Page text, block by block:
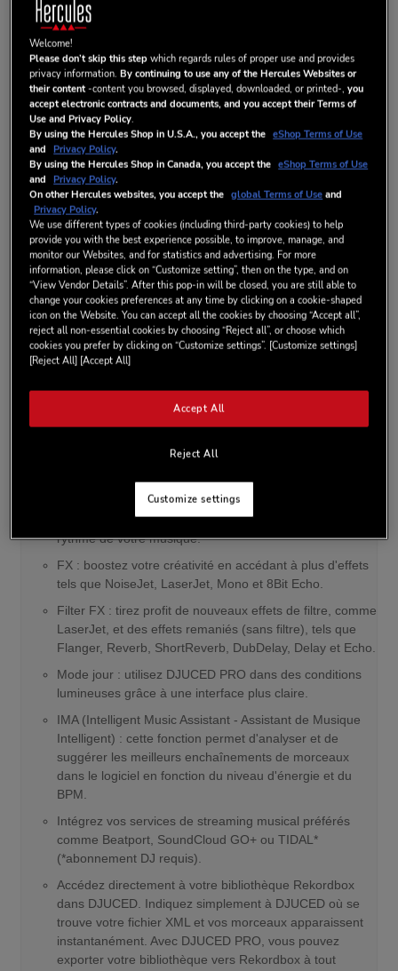
vous permettant d'améliorer votre flux de travail lorsque vous
préparez des morceaux, de personnaliser vos interactions avec
votre contrôleur et de compléter vos performances à l'aide
d'éléments visuels.
Points clefs :
Mode déverrouillé : préparez votre performance sans
avoir à connecter votre contrôleur DJ. Vous pouvez
analyser vos morceaux, ajouter des Hot Cues et des
boucles enregistrées, ainsi que tester vos transitions
simplement à l'aide de votre ordinateur et de DJUCED
PRO.
Remapping : affectez des fonctions ou commandes
différentes aux boutons, touches, pads et faders de
votre contrôleur DJ pour adapter votre matériel à vos
préférences ou à votre flux de travail.
logiciel ajoute automatiquement des points Cue à des
refrain, le breakdown et l'outro.
VJing : améliorez votre performance en incorporant des
éléments visuels à votre mix depuis une bibliothèque
intégrée de boucles vidéo qui se synchronisent au
rythme de votre musique.
FX : boostez votre créativité en accédant à plus d'effets
tels que NoiseJet, LaserJet, Mono et 8Bit Echo.
Filter FX : tirez profit de nouveaux effets de filtre, comme
LaserJet, et des effets remaniés (sans filtre), tels que
Flanger, Reverb, ShortReverb, DubDelay, Delay et Echo.
Mode jour : utilisez DJUCED PRO dans des conditions
lumineuses grâce à une interface plus claire.
IMA (Intelligent Music Assistant - Assistant de Musique
Intelligent) : cette fonction permet d'analyser et de
suggérer les meilleurs enchaînements de morceaux
dans le logiciel en fonction du niveau d'énergie et du
BPM.
Intégrez vos services de streaming musical préférés
comme Beatport, SoundCloud GO+ ou TIDAL*
(*abonnement DJ requis).
Accédez directement à votre bibliothèque Rekordbox
dans DJUCED. Indiquez simplement à DJUCED où se
trouve votre fichier XML et vos morceaux apparaissent
instantanément. Avec DJUCED PRO, vous pouvez
exporter votre bibliothèque vers Rekordbox à tout
Welcome!
Please don’t skip this stepwhich regards rules of proper use and provides
privacy information.By continuing to use any of the Hercules Websites or
their content-content you browsed, displayed, downloaded, or printed-,you
accept electronic contracts and documents, and you accept their Terms of
Use and Privacy Policy.
By using the Hercules Shop in U.S.A., you accept the eShop Terms of Use
and Privacy Policy.
By using the Hercules Shop in Canada, you accept the eShop Terms of Use
and Privacy Policy.
On other Hercules websites, you accept the global Terms of Useand
Privacy Policy.
We use different types of cookies (including third-party cookies) to help
provide you with the best experience possible, to improve, manage, and
monitor our Websites, and for statistics and advertising. For more
information, please click on “Customize setting”, then on the type, and on
“View Vendor Details”. After this pop-in will be closed, you are still able to
change your cookies preferences at any time by clicking on a cookie-shaped
icon on the Website. You can accept all the cookies by choosing “Accept all”,
reject all non-essential cookies by choosing “Reject all”, or choose which
cookies you prefer by clicking on “Customize settings”. [Customize settings]
[Reject All] [Accept All]
Reject All
Accept All
Customize settings